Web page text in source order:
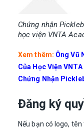
Chứng nhận
học viện VNTA
Xem thêm: Ông Vũ
Của Học Viện
Chứng Nhận
Đăng ký
Nếu bạn có logo,